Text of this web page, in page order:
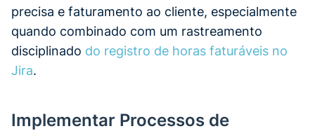
precisa e faturamento ao cliente, especialmente
quando combinado com um rastreamento
disciplinado do registro de horas faturáveis no
Jira.
Implementar Processos de